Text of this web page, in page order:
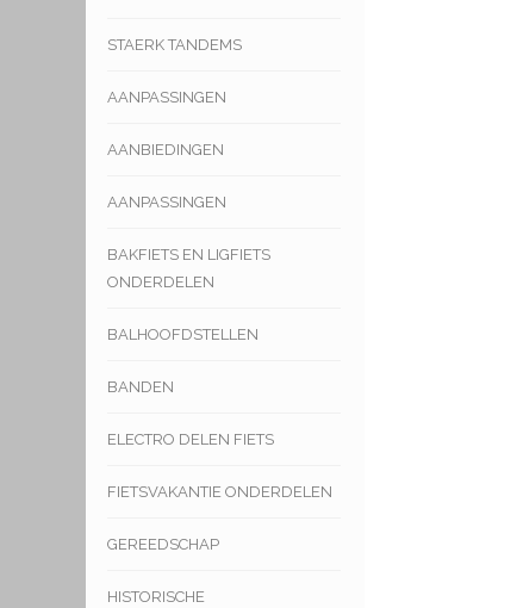
STAERK TANDEMS
AANPASSINGEN
AANBIEDINGEN
AANPASSINGEN
BAKFIETS EN LIGFIETS
ONDERDELEN
BALHOOFDSTELLEN
BANDEN
ELECTRO DELEN FIETS
FIETSVAKANTIE ONDERDELEN
GEREEDSCHAP
HISTORISCHE